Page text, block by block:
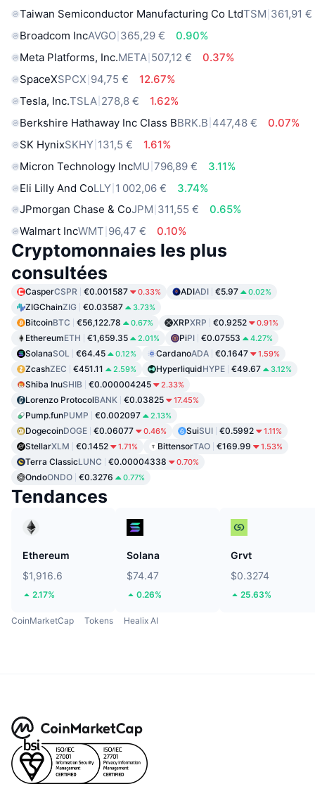
Taiwan Semiconductor Manufacturing Co LtdTSM 361,91 €
Broadcom IncAVGO 365,29 €
0.90%
Meta Platforms, Inc.META 507,12 €
0.37%
SpaceXSPCX 94,75 €
12.67%
Tesla, Inc.TSLA 278,8 €
1.62%
Berkshire Hathaway Inc Class BBRK.B 447,48 €
0.07%
SK HynixSKHY 131,5 €
1.61%
Micron Technology IncMU 796,89 €
3.11%
Eli Lilly And CoLLY 1 002,06 €
3.74%
JPmorgan Chase & CoJPM 311,55 €
0.65%
Walmart IncWMT 96,47 € 0.10%
Cryptomonnaies les plus
consultées
CasperCSPR €0.001587 0.33% ADIADI €5.97 0.02%
ZIGChainZIG €0.03587 3.73%
BitcoinBTC €56,122.78 0.67% XRPXRP €0.9252 0.91%
EthereumETH €1,659.35 2.01% PiPI €0.07553 4.27%
SolanaSOL €64.45 0.12% CardanoADA €0.1647 1.59%
ZcashZEC €451.11 2.59% HyperliquidHYPE €49.67 3.12%
Shiba InuSHIB €0.000004245 2.33%
Lorenzo ProtocolBANK €0.03825 17.45%
Pump.funPUMP €0.002097 2.13%
DogecoinDOGE €0.06077 0.46% SuiSUI €0.5992 1.11%
StellarXLM €0.1452 1.71% BittensorTAO €169.99 1.53%
Terra ClassicLUNC €0.00004338 0.70%
OndoONDO €0.3276 0.77%
Tendances
Ethereum
$1,916.6
2.17%
Solana
$74.47
0.26%
Grvt
$0.3274
25.63%
CoinMarketCap Tokens Healix AI